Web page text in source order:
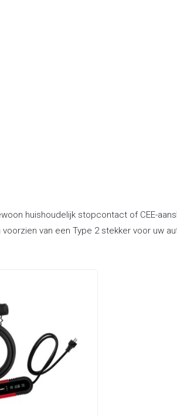
huishoudelijk stopcontact of CEE-
van een Type 2 stekker voor uw